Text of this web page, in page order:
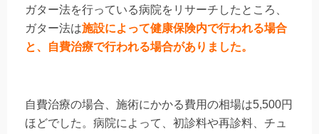
ガター法を行っている病院をリサーチしたところ、
ガター法は施設によって健康保険内で行われる場合
と、自費治療で行われる場合がありました。
自費治療の場合、施術にかかる費用の相場は5,500円
ほどでした。病院によって、初診料や再診料、チュ